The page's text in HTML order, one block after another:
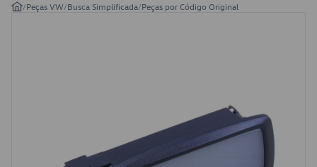
/Peças VW/Busca Simplificada/Peças por Código Original